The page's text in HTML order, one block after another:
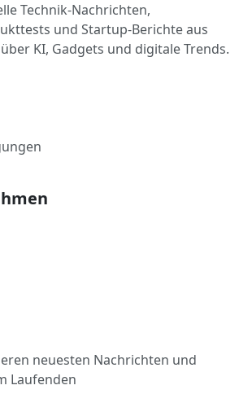
Technik-Nachrichten,
und Startup-Berichte aus
KI, Gadgets und digitale Trends.
neuesten Nachrichten und
Laufenden